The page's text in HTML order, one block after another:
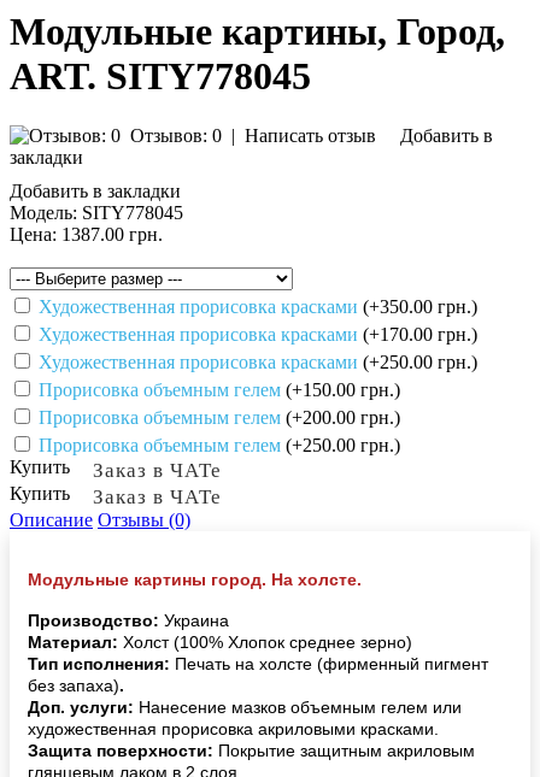
Модульные картины, Город,
ART. SITY778045
Отзывов: 0 | Написать отзыв
Добавить в
закладки
Добавить в закладки
Модель: SITY778045
Цена: 1387.00 грн.
Художественная прорисовка красками (+350.00 грн.)
Художественная прорисовка красками (+170.00 грн.)
Художественная прорисовка красками (+250.00 грн.)
Прорисовка объемным гелем (+150.00 грн.)
Прорисовка объемным гелем (+200.00 грн.)
Прорисовка объемным гелем (+250.00 грн.)
Купить
Заказ в ЧАТе
Купить Заказ в ЧАТе
Описание Отзывы (0)
Модульные картины город. На холсте.
Производство: Украина
Материал: Холст (100% Хлопок среднее зерно)
Тип исполнения: Печать на холсте (фирменный пигмент
без запаха).
Доп. услуги: Нанесение мазков объемным гелем или
художественная прорисовка акриловыми красками.
Защита поверхности: Покрытие защитным акриловым
глянцевым лаком в 2 слоя.